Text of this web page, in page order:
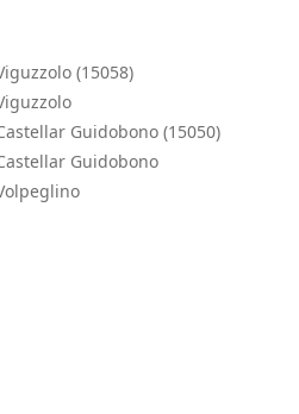
(15058)
Guidobono (15050)
Guidobono